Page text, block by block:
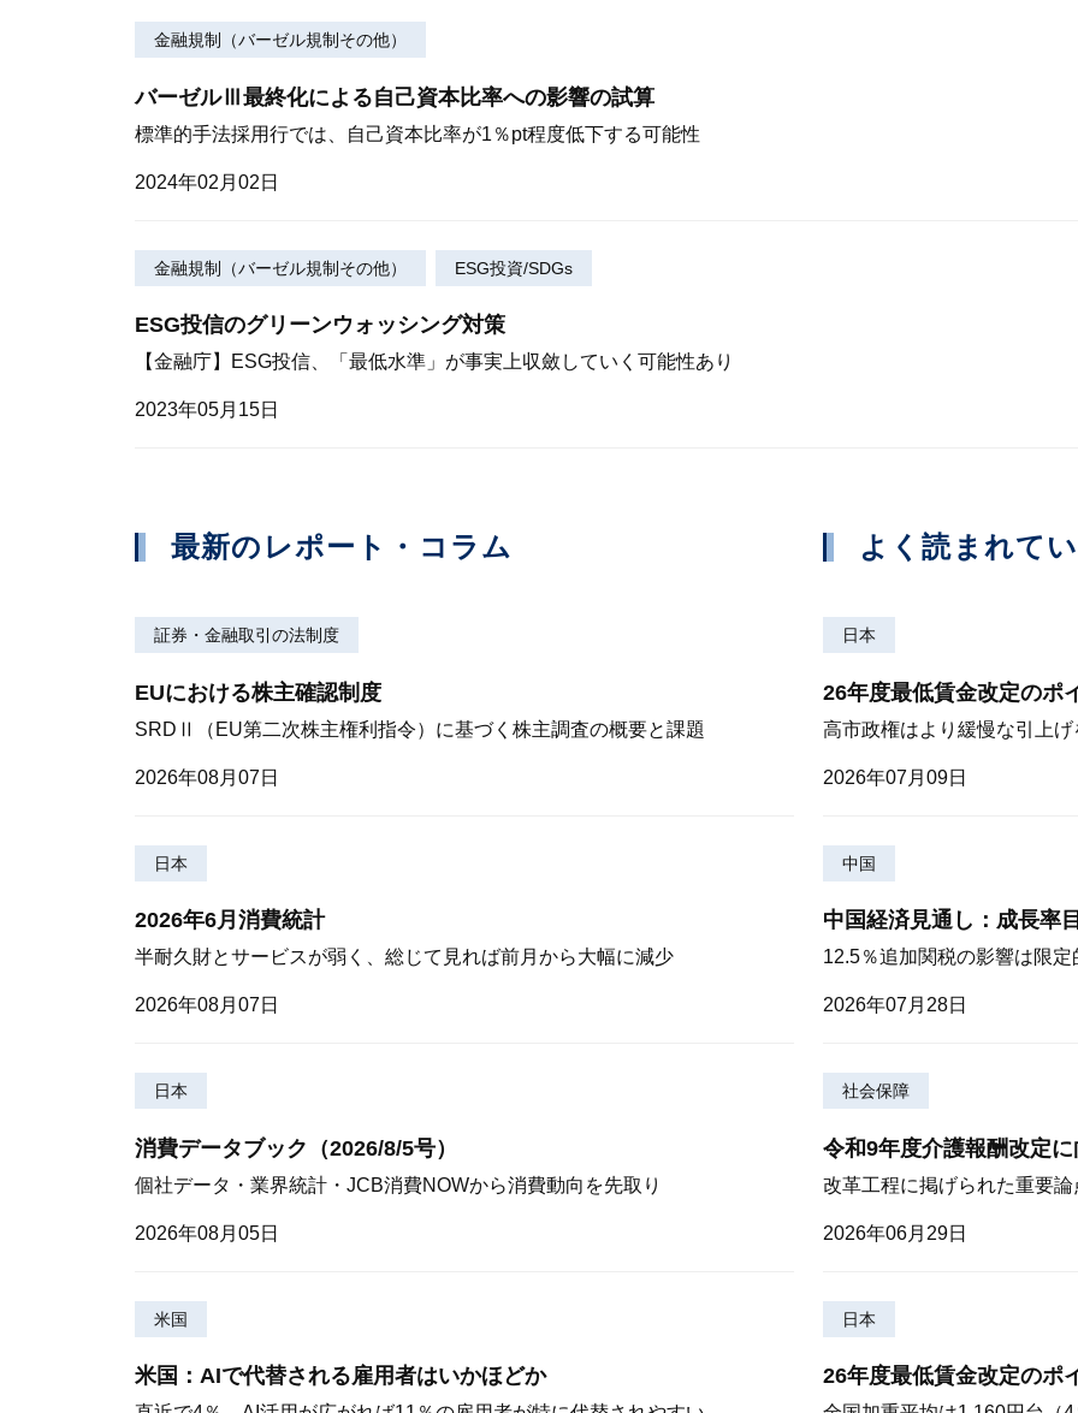
金融規制（バーゼル規制その他）
バーゼルⅢ最終化による自己資本比率への影響の試算
標準的手法採用行では、自己資本比率が1％pt程度低下する可能性
2024年02月02日
金融規制（バーゼル規制その他） ESG投資/SDGs
ESG投信のグリーンウォッシング対策
【金融庁】ESG投信、「最低水準」が事実上収斂していく可能性あり
2023年05月15日
最新のレポート・コラム
証券・金融取引の法制度
EUにおける株主確認制度
SRDⅡ（EU第二次株主権利指令）に基づく株主調査の概要と課題
2026年08月07日
日本
2026年6月消費統計
半耐久財とサービスが弱く、総じて見れば前月から大幅に減少
2026年08月07日
日本
消費データブック（2026/8/5号）
個社データ・業界統計・JCB消費NOWから消費動向を先取り
2026年08月05日
米国
米国：AIで代替される雇用者はいかほどか
よく読まれて
日本
26年度最低賃金改定のポ
高市政権はより緩慢な引上
2026年07月09日
中国
中国経済見通し：成長率
12.5％追加関税の影響は限
2026年07月28日
社会保障
令和9年度介護報酬改定
改革工程に掲げられた重要
2026年06月29日
日本
26年度最低賃金改定のポ